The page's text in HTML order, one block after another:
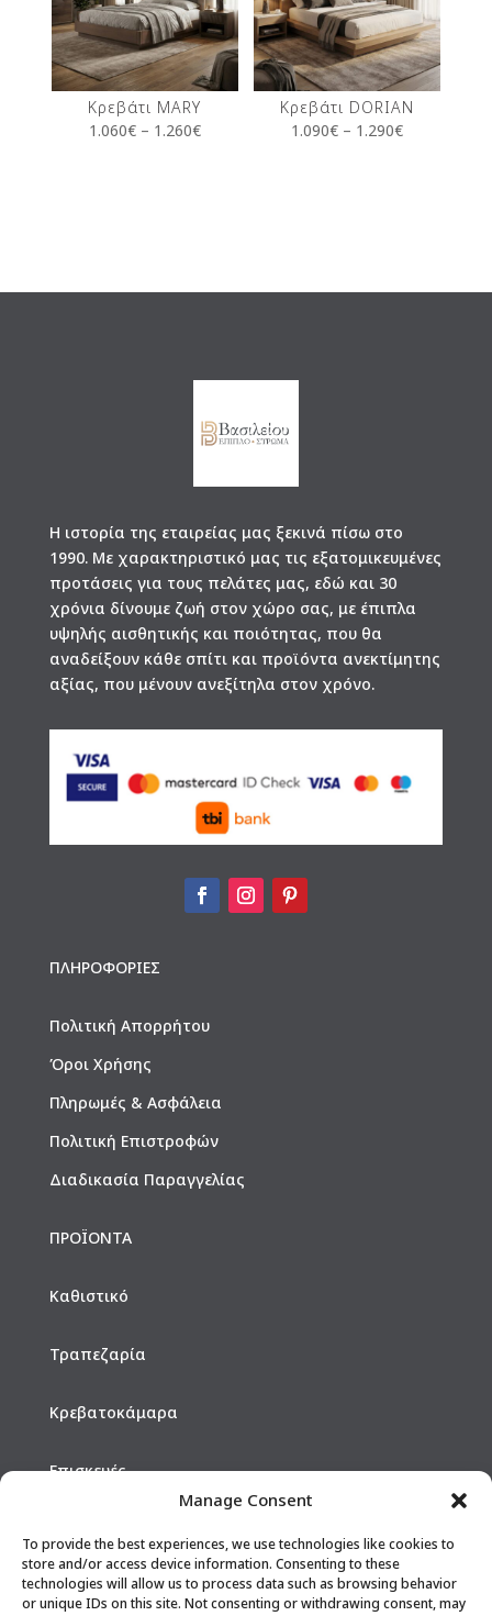
Manage Consent
To provide the best experiences, we use technologies like cookies to
store and/or access device information. Consenting to these
technologies will allow us to process data such as browsing behavior
or unique IDs on this site. Not consenting or withdrawing consent, may
Κρεβάτι MARY
1.060€– 1.260€
Κρεβάτι DORIAN
1.090€ – 1.290€
Η ιστορία της εταιρείας μας ξεκινά πίσω στο
1990. Με χαρακτηριστικό μας τις εξατομικευμένες
προτάσεις για τους πελάτες μας, εδώ και 30
χρόνια δίνουμε ζωή στον χώρο σας, με έπιπλα
υψηλής αισθητικής και ποιότητας, που θα
αναδείξουν κάθε σπίτι και προϊόντα ανεκτίμητης
αξίας, που μένουν ανεξίτηλα στον χρόνο.
ΠΛΗΡΟΦΟΡΙΕΣ
Πολιτική Απορρήτου
Όροι Χρήσης
Πληρωμές & Ασφάλεια
Πολιτική Επιστροφών
Διαδικασία Παραγγελίας
ΠΡΟΪΟΝΤΑ
Καθιστικό
Τραπεζαρία
Κρεβατοκάμαρα
Επισκευές
ΕΠΙΚΟΙΝΩΝΙΑ